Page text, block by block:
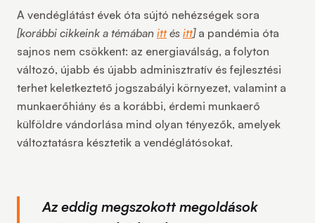
A vendéglátást évek óta sújtó nehézségek sora
[korábbi cikkeink a témában ittés itt] a pandémia óta
sajnos nem csökkent: az energiaválság, a folyton
változó, újabb és újabb adminisztratív és fejlesztési
terhet keletkeztető jogszabályi környezet, valamint a
munkaerőhiány és a korábbi, érdemi munkaerő
külföldre vándorlása mind olyan tényezők, amelyek
változtatásra késztetik a vendéglátósokat.
Az eddig megszokott megoldások